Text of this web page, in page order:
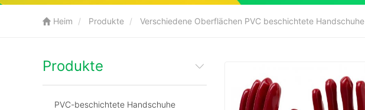
Heim Produkte Verschiedene Oberflächen PVC beschichtete Handschuhe
Produkte
PVC-beschichtete Handschuhe